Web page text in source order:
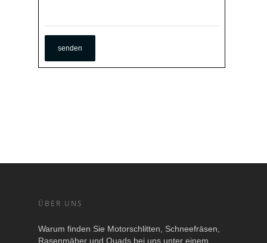
ÜBER UNS
Warum finden Sie Motorschlitten, Schneefräsen,
Rasenmäher und Quads bei uns unter einem